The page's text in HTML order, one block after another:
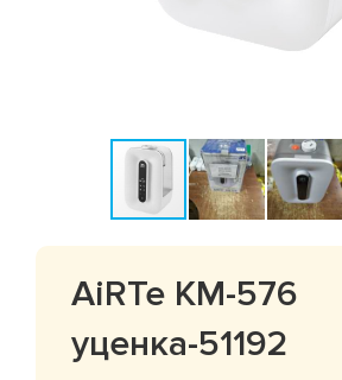
AiRTe KM-576
уценка-51192